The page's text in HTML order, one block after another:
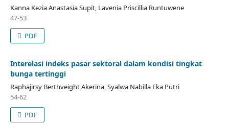
Kanna Kezia Anastasia Supit, Lavenia Priscillia Runtuwene
47-53
PDF
Interelasi indeks pasar sektoral dalam kondisi tingkat
bunga tertinggi
Raphajirsy Berthveight Akerina, Syalwa Nabilla Eka Putri
54-62
PDF